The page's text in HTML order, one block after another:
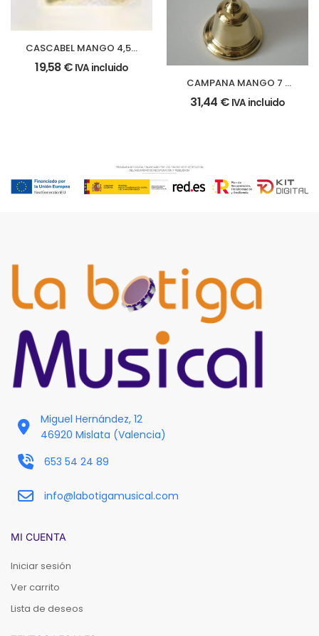
CASCABEL MANGO 4,5 x
13 cm.
19,58€ IVA incluido
CAMPANA MANGO 7 x
13 cm.
31,44 € IVA incluido
Miguel Hernández, 12
46920 Mislata (Valencia)
653 54 24 89
info@labotigamusical.com
MI CUENTA
Iniciar sesión
Ver carrito
Lista de deseos